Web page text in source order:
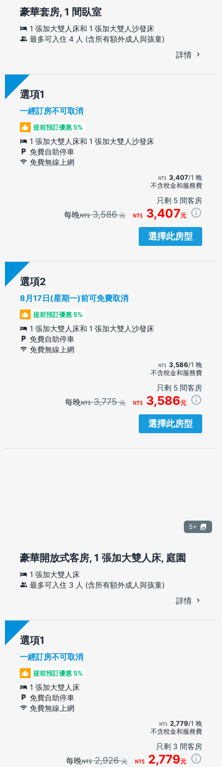
豪華套房, 1 間臥室
1 張加大雙人床和 1 張加大雙人沙發床
最多可入住 4 人 (含所有額外成人與孩童)
詳情
選項
一經訂房不可取消
提前預訂優惠 5%
1 張加大雙人床和 1 張加大雙人沙發床
免費自助停車
免費無線上網
3,407/1 晚
不含稅金和服務費
只剩 5 間客房
每晚 3,586元 3,407元
選擇此房型
選項
8月17日(星期一)前可免費取消
提前預訂優惠 5%
1 張加大雙人床和 1 張加大雙人沙發床
免費自助停車
免費無線上網
3,586/1 晚
不含稅金和服務費
只剩 5 間客房
每晚 3,775元 3,586元
選擇此房型
5+
豪華開放式客房, 1 張加大雙人床, 庭園
1 張加大雙人床
最多可入住 3 人 (含所有額外成人與孩童)
詳情
選項
一經訂房不可取消
提前預訂優惠 5%
1 張加大雙人床
免費自助停車
免費無線上網
2,779/1 晚
不含稅金和服務費
只剩 3 間客房
每晚 2,926元 2,779元